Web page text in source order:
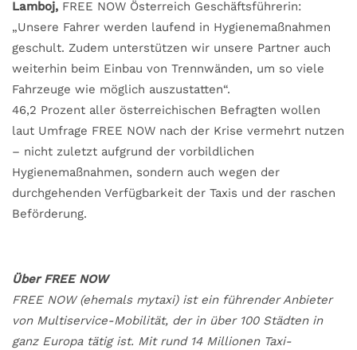
Lamboj, FREE NOW Österreich Geschäftsführerin:
„Unsere Fahrer werden laufend in Hygienemaßnahmen
geschult. Zudem unterstützen wir unsere Partner auch
weiterhin beim Einbau von Trennwänden, um so viele
Fahrzeuge wie möglich auszustatten“.
46,2 Prozent aller österreichischen Befragten wollen
laut Umfrage FREE NOW nach der Krise vermehrt nutzen
– nicht zuletzt aufgrund der vorbildlichen
Hygienemaßnahmen, sondern auch wegen der
durchgehenden Verfügbarkeit der Taxis und der raschen
Beförderung.
Über FREE NOW
FREE NOW (ehemals mytaxi) ist ein führender Anbieter
von Multiservice-Mobilität, der in über 100 Städten in
ganz Europa tätig ist. Mit rund 14 Millionen Taxi-